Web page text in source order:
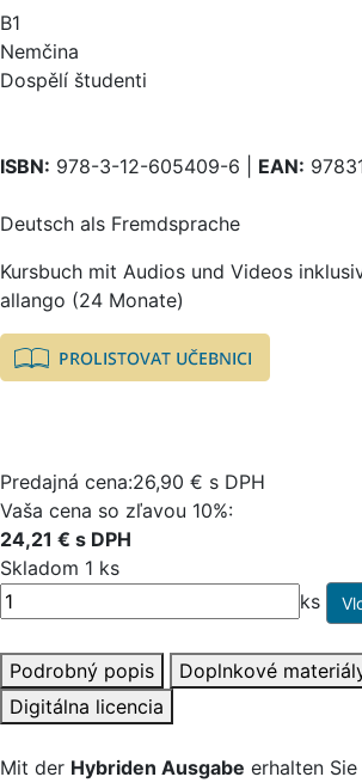
B1
Nemčina
Dospělí študenti
ISBN: 978-3-12-605409-6 | EAN:
Deutsch als Fremdsprache
Kursbuch mit Audios und Videos
allango (24 Monate)
Predajná cena:26,90 € s DPH
Vaša cena so zľavou 10%:
24,21 € s DPH
Skladom 1 ks
ks
Podrobný popis Doplnkové
Digitálna licencia
Mit der Hybriden Ausgabe erhalten